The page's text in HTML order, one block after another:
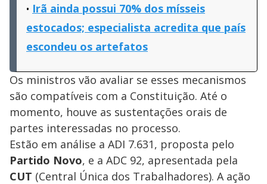
Irã ainda possui 70% dos mísseis
estocados; especialista acredita que país
escondeu os artefatos
Os ministros vão avaliar se esses mecanismos
são compatíveis com a Constituição. Até o
momento, houve as sustentações orais de
partes interessadas no processo.
Estão em análise a ADI 7.631, proposta pelo
Partido Novo, e a ADC 92, apresentada pela
CUT (Central Única dos Trabalhadores). A ação